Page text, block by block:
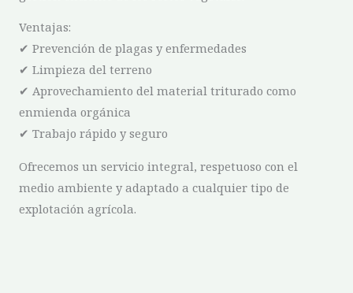
Ventajas:
✔ Prevención de plagas y enfermedades
✔ Limpieza del terreno
✔ Aprovechamiento del material triturado como
enmienda orgánica
✔ Trabajo rápido y seguro
Ofrecemos un servicio integral, respetuoso con el
medio ambiente y adaptado a cualquier tipo de
explotación agrícola.